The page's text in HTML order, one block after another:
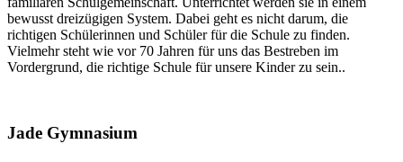
bewusst dreizügigen System. Dabei geht es nicht darum, die
richtigen Schülerinnen und Schüler für die Schule zu finden.
Vielmehr steht wie vor 70 Jahren für uns das Bestreben im
Vordergrund, die richtige Schule für unsere Kinder zu sein..
Jade Gymnasium